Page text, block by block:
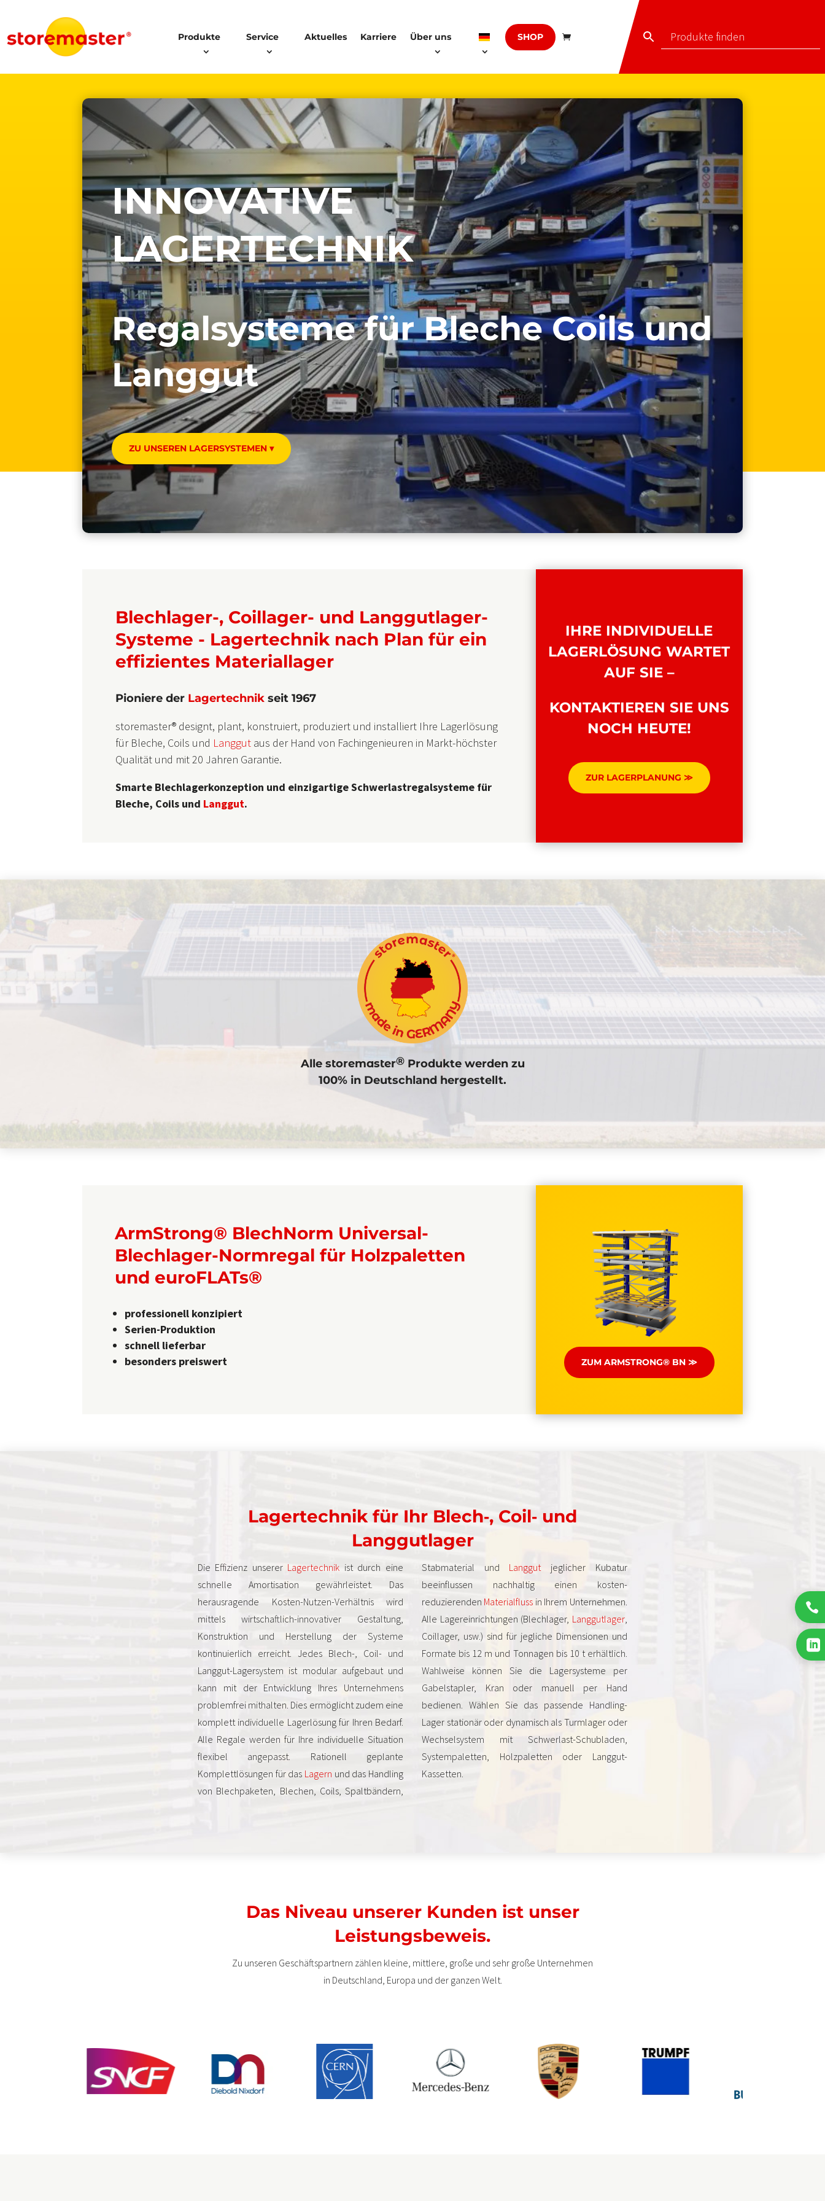
Produkte Service Aktuelles Karriere Über uns SHOP
INNO­VA­TIVE
LAGER­TECHNIK
Regal­systeme für Bleche Coils und
Langgut
ZU UNSEREN LAGERSYSTEMEN ▾
Blechlager-, Coillager- und Langgutlager-
Systeme - Lagertechnik nach Plan für ein
effizientes Materiallager
Pioniere der Lagertechnik seit 1967
storemaster® designt, plant, konstruiert, produziert und installiert Ihre Lagerlösung
für Bleche, Coils und Langgut aus der Hand von Fachingenieuren in Markt-höchster
Qualität und mit 20 Jahren Garantie.
Smarte Blechlagerkonzeption und einzigartige Schwerlastregalsysteme für
Bleche, Coils und Langgut.
IHRE INDIVIDUELLE
LAGERLÖSUNG WARTET
AUF SIE –
KONTAKTIEREN SIE UNS
NOCH HEUTE!
ZUR LAGERPLANUNG ≫
Alle storemaster®Produkte werden zu
100% in Deutschland hergestellt.
ArmStrong® BlechNorm Universal-
Blechlager-Normregal für Holzpaletten
und euroFLATs®
professionell konzipiert
Serien-Produktion
schnell lieferbar
besonders preiswert
ZUM ARMSTRONG® BN ≫
Lagertechnik für Ihr Blech‐, Coil‐ und
Langgutlager
Die Effizienz unserer Lagertechnik ist durch eine
schnelle Amortisation gewährleistet. Das
herausragende Kosten-Nutzen-Verhältnis wird
mittels wirtschaftlich-innovativer Gestaltung,
Konstruktion und Herstellung der Systeme
kontinuierlich erreicht. Jedes Blech-, Coil- und
Langgut-Lagersystem ist modular aufgebaut und
kann mit der Entwicklung Ihres Unternehmens
problemfrei mithalten. Dies ermöglicht zudem eine
komplett individuelle Lagerlösung für Ihren Bedarf.
Alle Regale werden für Ihre individuelle Situation
flexibel angepasst. Rationell geplante
Komplettlösungen für das Lagern und das Handling
von Blechpaketen, Blechen, Coils, Spaltbändern,
Stabmaterial und Langgut jeglicher Kubatur
beeinflussen nachhaltig einen kosten-
reduzierenden Materialfluss in Ihrem Unternehmen.
Alle Lagereinrichtungen (Blechlager, Langgutlager
Coillager, usw.) sind für jegliche Dimensionen und
Formate bis 12 m und Tonnagen bis 10 t erhältlich.
Wahlweise können Sie die Lagersysteme per
Gabelstapler, Kran oder manuell per Hand
bedienen. Wählen Sie das passende Handling-
Lager stationär oder dynamisch als Turmlager oder
Wechselsystem mit Schwerlast-Schubladen,
Systempaletten, Holzpaletten oder Langgut-
Kassetten.
Das Niveau unserer Kunden ist unser
Leistungsbeweis.
Zu unseren Geschäftspartnern zählen kleine, mittlere, große und sehr große Unternehmen
in Deutschland, Europa und der ganzen Welt.

